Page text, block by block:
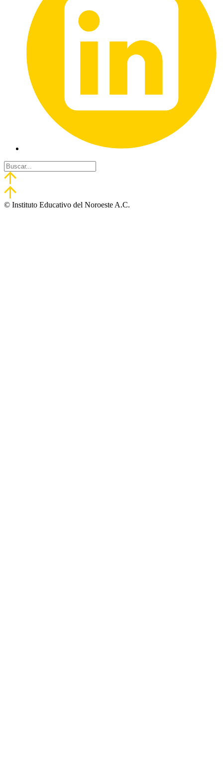
© Instituto Educativo del Noroeste A.C.